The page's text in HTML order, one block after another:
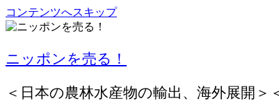
コンテンツへスキップ
ニッポンを売る！
＜日本の農林水産物の輸出、海外展開